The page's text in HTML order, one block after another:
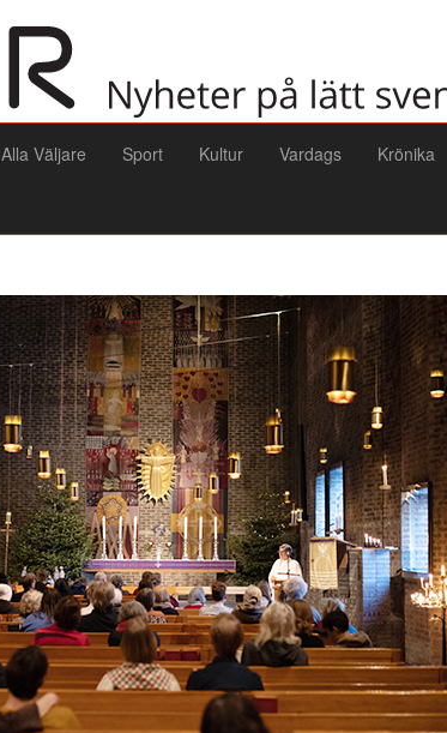
Alla Väljare Sport Kultur Vardags Krönika